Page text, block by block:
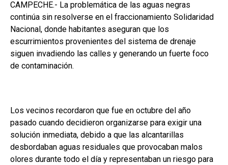
CAMPECHE.- La problemática de las aguas negras
continúa sin resolverse en el fraccionamiento Solidaridad
Nacional, donde habitantes aseguran que los
escurrimientos provenientes del sistema de drenaje
siguen invadiendo las calles y generando un fuerte foco
de contaminación.
Los vecinos recordaron que fue en octubre del año
pasado cuando decidieron organizarse para exigir una
solución inmediata, debido a que las alcantarillas
desbordaban aguas residuales que provocaban malos
olores durante todo el día y representaban un riesgo para